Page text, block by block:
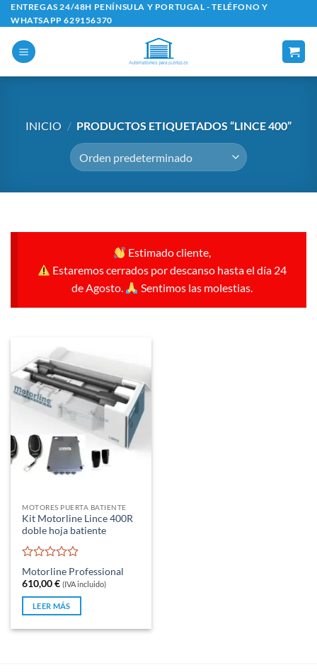
Saltar
al
contenido
ENTREGAS 24/48H PENÍNSULA Y PORTUGAL - TELÉFONO Y
WHATSAPP 629156370
INICIO / PRODUCTOS ETIQUETADOS “LINCE 400”
Estimado cliente,
Estaremos cerrados por descanso hasta el día 24
de Agosto.
Sentimos las molestias.
MOTORES PUERTA BATIENTE
Kit Motorline Lince 400R
doble hoja batiente
Valorado
con
0
de
5
Motorline Professional
610,00€ (IVA incluido)
LEER MÁS